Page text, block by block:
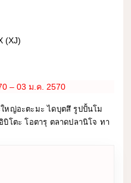
(XJ)
– 03 ม.ค. 2570
หญ่อะตะมะ ไดบุตสึ รูปปั้นโม
โตะ โอตารุ ตลาดปลานิโจ ทา